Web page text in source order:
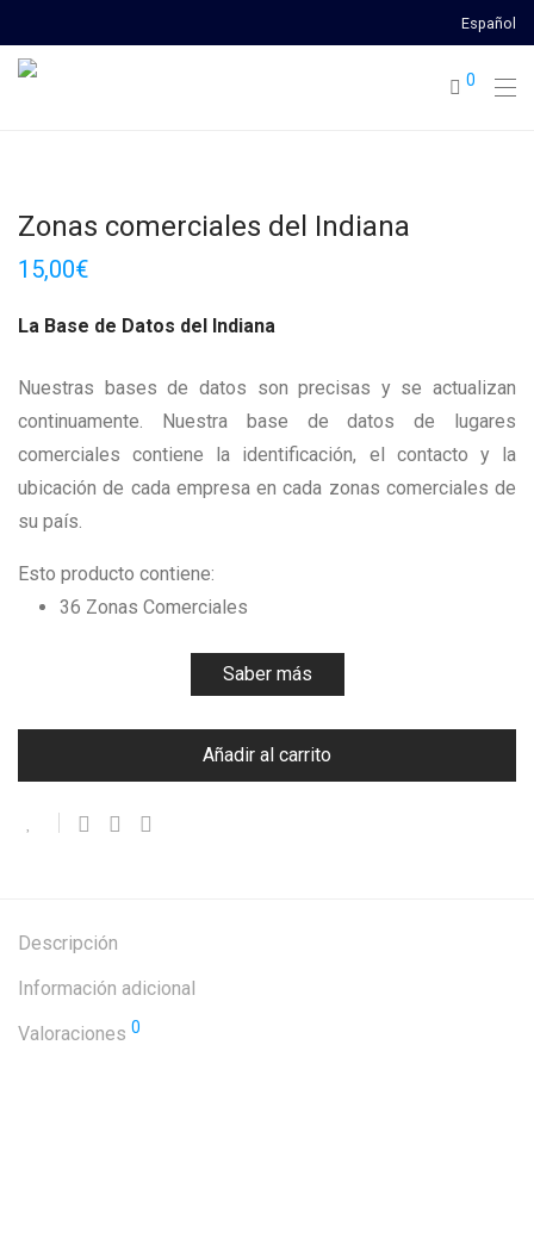
Español
0
Zonas comerciales del Indiana
15,00€
La Base de Datos del Indiana
Nuestras bases de datos son precisas y se actualizan
continuamente. Nuestra base de datos de lugares
comerciales contiene la identificación, el contacto y la
ubicación de cada empresa en cada zonas comerciales de
su país.
Esto producto contiene:
36 Zonas Comerciales
Saber más
Añadir al carrito
Descripción
Información adicional
Valoraciones 0